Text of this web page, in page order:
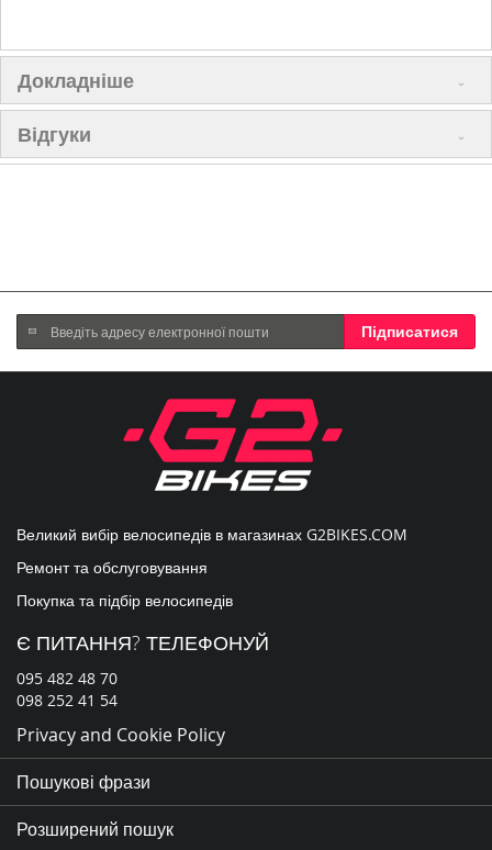
Докладніше
Відгуки
Підпишіться
на
нашу
Підписатися
Великий вибір велосипедів в магазинах G2BIKES.COM
Ремонт та обслуговування
Покупка та підбір велосипедів
Є ПИТАННЯ? ТЕЛЕФОНУЙ
095 482 48 70
098 252 41 54
Privacy and Cookie Policy
Пошукові фрази
Розширений пошук